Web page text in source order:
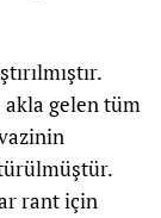
akla gelen tüm
rant için